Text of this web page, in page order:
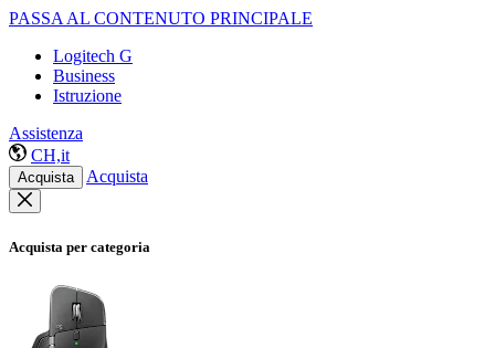
PASSA AL CONTENUTO PRINCIPALE
Logitech G
Business
Istruzione
Assistenza
CH,it
Acquista Acquista
Acquista per categoria